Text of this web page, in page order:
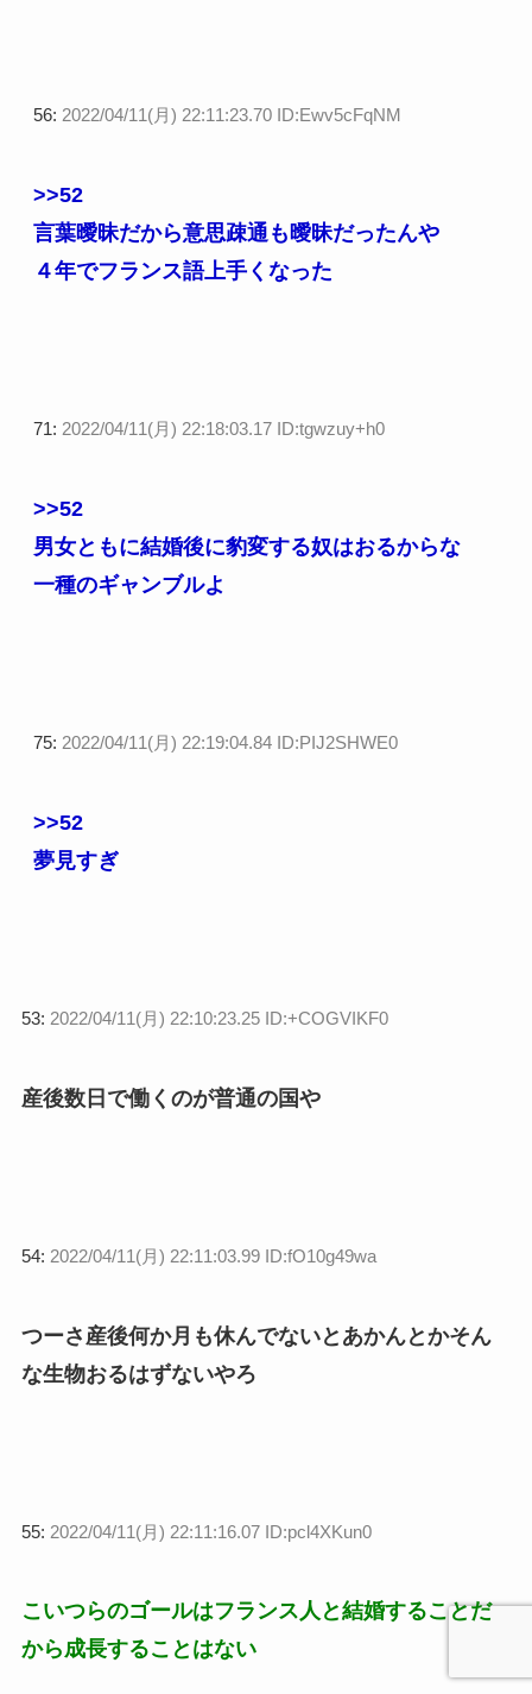
56: 2022/04/11(月) 22:11:23.70 ID:Ewv5cFqNM
>>52
言葉曖昧だから意思疎通も曖昧だったんや
４年でフランス語上手くなった
71: 2022/04/11(月) 22:18:03.17 ID:tgwzuy+h0
>>52
男女ともに結婚後に豹変する奴はおるからな
一種のギャンブルよ
75: 2022/04/11(月) 22:19:04.84 ID:PIJ2SHWE0
>>52
夢見すぎ
53: 2022/04/11(月) 22:10:23.25 ID:+COGVIKF0
産後数日で働くのが普通の国や
54: 2022/04/11(月) 22:11:03.99 ID:fO10g49wa
つーさ産後何か月も休んでないとあかんとかそん
な生物おるはずないやろ
55: 2022/04/11(月) 22:11:16.07 ID:pcl4XKun0
こいつらのゴールはフランス人と結婚することだ
から成長することはない